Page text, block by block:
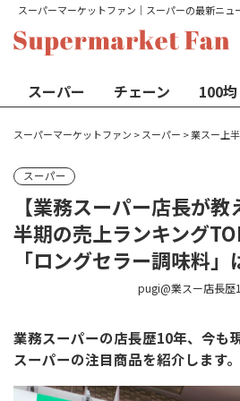
スーパーマーケットファン│スーパーの最新ニュ
スーパー チェーン 100均
スーパーマーケットファン > スーパー >業スー上
スーパー
【業務スーパー店長が
半期の売上ランキング
「ロングセラー調味料」
pugi@業スー店長歴
業務スーパーの店長歴10年、今も
スーパーの注目商品を紹介します。